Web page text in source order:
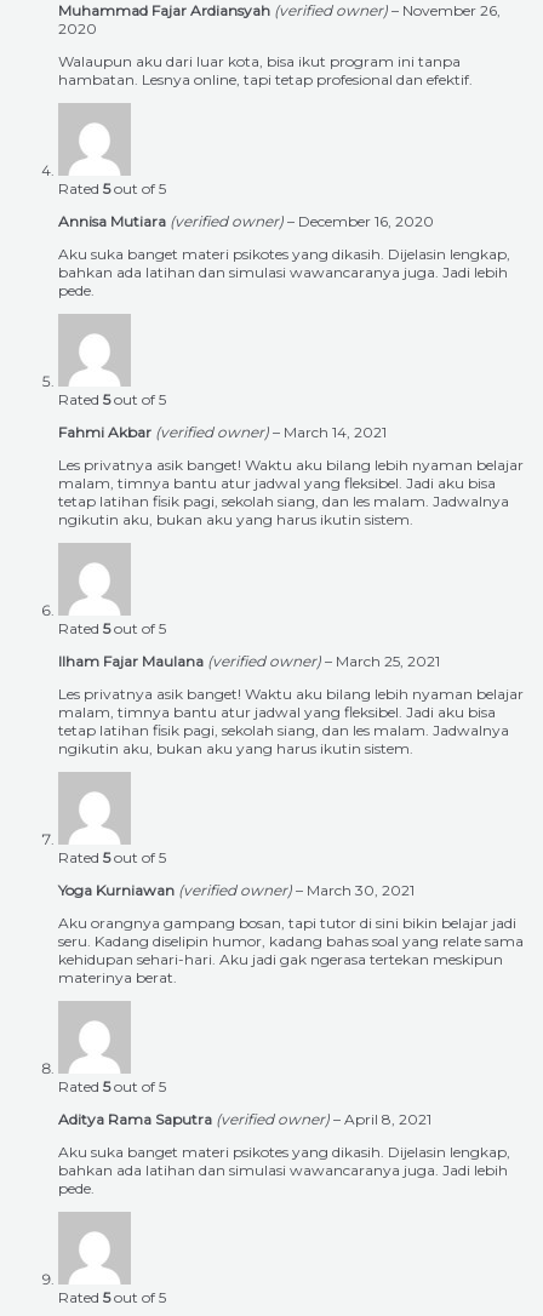
Muhammad Fajar Ardiansyah (verified owner) – November 26,
2020
Walaupun aku dari luar kota, bisa ikut program ini tanpa
hambatan. Lesnya online, tapi tetap profesional dan efektif.
Rated 5out of 5
Annisa Mutiara (verified owner) – December 16, 2020
Aku suka banget materi psikotes yang dikasih. Dijelasin lengkap,
bahkan ada latihan dan simulasi wawancaranya juga. Jadi lebih
pede.
Rated 5out of 5
Fahmi Akbar (verified owner) – March 14, 2021
Les privatnya asik banget! Waktu aku bilang lebih nyaman belajar
malam, timnya bantu atur jadwal yang fleksibel. Jadi aku bisa
tetap latihan fisik pagi, sekolah siang, dan les malam. Jadwalnya
ngikutin aku, bukan aku yang harus ikutin sistem.
Rated 5out of 5
Ilham Fajar Maulana (verified owner) – March 25, 2021
Les privatnya asik banget! Waktu aku bilang lebih nyaman belajar
malam, timnya bantu atur jadwal yang fleksibel. Jadi aku bisa
tetap latihan fisik pagi, sekolah siang, dan les malam. Jadwalnya
ngikutin aku, bukan aku yang harus ikutin sistem.
Rated 5out of 5
Yoga Kurniawan (verified owner) – March 30, 2021
Aku orangnya gampang bosan, tapi tutor di sini bikin belajar jadi
seru. Kadang diselipin humor, kadang bahas soal yang relate sama
kehidupan sehari-hari. Aku jadi gak ngerasa tertekan meskipun
materinya berat.
Rated 5out of 5
Aditya Rama Saputra (verified owner) – April 8, 2021
Aku suka banget materi psikotes yang dikasih. Dijelasin lengkap,
bahkan ada latihan dan simulasi wawancaranya juga. Jadi lebih
pede.
Rated 5out of 5